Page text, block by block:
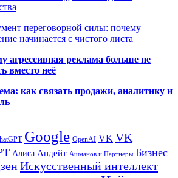
переговорной силы: почему
начинается с чистого листа
агрессивная реклама больше не
вместо неё
как связать продажи, аналитику и
Google OpenAI VK VK
Алиса Апдейт Ашманов и Партнеры Бизнес
Искусственный интеллект